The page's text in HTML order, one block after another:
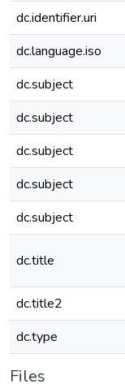
dc.identifier.uri
dc.language.iso
dc.subject
dc.subject
dc.subject
dc.subject
dc.subject
dc.title
dc.title2
dc.type
Files